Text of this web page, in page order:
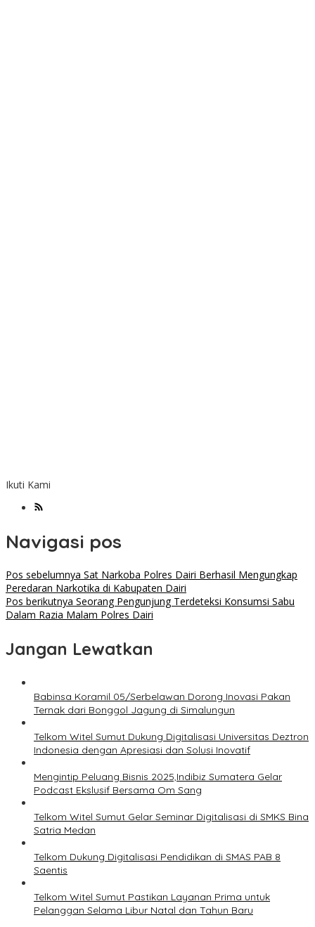
Ikuti Kami
Navigasi pos
Pos sebelumnya Sat Narkoba Polres Dairi Berhasil Mengungkap
Peredaran Narkotika di Kabupaten Dairi
Pos berikutnya Seorang Pengunjung Terdeteksi Konsumsi Sabu
Dalam Razia Malam Polres Dairi
Jangan Lewatkan
Babinsa Koramil 05/Serbelawan Dorong Inovasi Pakan
Ternak dari Bonggol Jagung di Simalungun
Telkom Witel Sumut Dukung Digitalisasi Universitas Deztron
Indonesia dengan Apresiasi dan Solusi Inovatif
Mengintip Peluang Bisnis 2025,Indibiz Sumatera Gelar
Podcast Ekslusif Bersama Om Sang
Telkom Witel Sumut Gelar Seminar Digitalisasi di SMKS Bina
Satria Medan
Telkom Dukung Digitalisasi Pendidikan di SMAS PAB 8
Saentis
Telkom Witel Sumut Pastikan Layanan Prima untuk
Pelanggan Selama Libur Natal dan Tahun Baru